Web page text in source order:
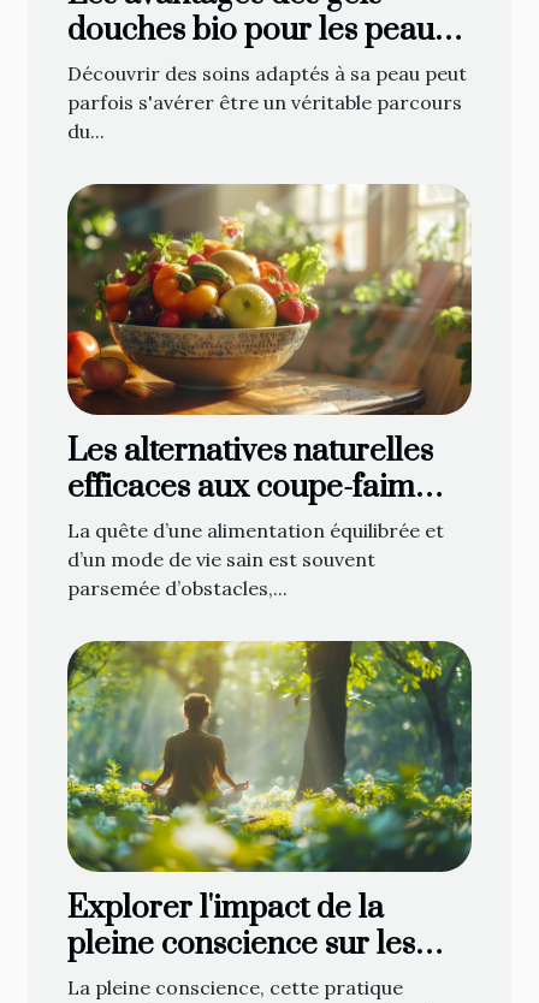
douches bio pour les peaux
sensibles
Découvrir des soins adaptés à sa peau peut
parfois s'avérer être un véritable parcours
du...
Les alternatives naturelles
efficaces aux coupe-faim
pharmaceutiques
La quête d’une alimentation équilibrée et
d’un mode de vie sain est souvent
parsemée d’obstacles,...
Explorer l'impact de la
pleine conscience sur les
relations interpersonnelles
La pleine conscience, cette pratique